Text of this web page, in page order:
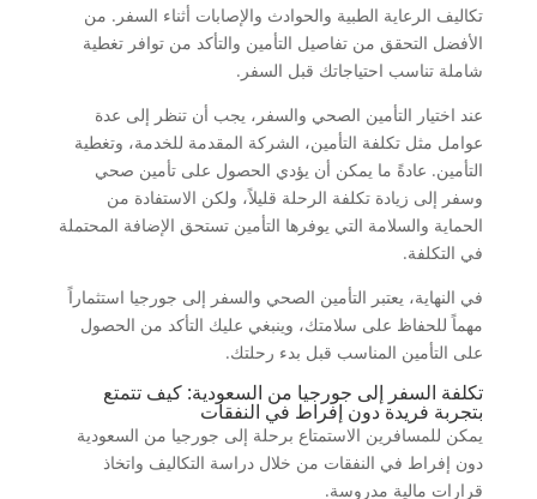
تكاليف الرعاية الطبية والحوادث والإصابات أثناء السفر. من
الأفضل التحقق من تفاصيل التأمين والتأكد من توافر تغطية
شاملة تناسب احتياجاتك قبل السفر.
عند اختيار التأمين الصحي والسفر، يجب أن تنظر إلى عدة
عوامل مثل تكلفة التأمين، الشركة المقدمة للخدمة، وتغطية
التأمين. عادةً ما يمكن أن يؤدي الحصول على تأمين صحي
وسفر إلى زيادة تكلفة الرحلة قليلاً، ولكن الاستفادة من
الحماية والسلامة التي يوفرها التأمين تستحق الإضافة المحتملة
في التكلفة.
في النهاية، يعتبر التأمين الصحي والسفر إلى جورجيا استثماراً
مهماً للحفاظ على سلامتك، وينبغي عليك التأكد من الحصول
على التأمين المناسب قبل بدء رحلتك.
تكلفة السفر إلى جورجيا من السعودية: كيف تتمتع
بتجربة فريدة دون إفراط في النفقات
يمكن للمسافرين الاستمتاع برحلة إلى جورجيا من السعودية
دون إفراط في النفقات من خلال دراسة التكاليف واتخاذ
قرارات مالية مدروسة.